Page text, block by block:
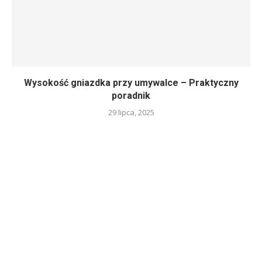
Wysokość gniazdka przy umywalce – Praktyczny
poradnik
29 lipca, 2025